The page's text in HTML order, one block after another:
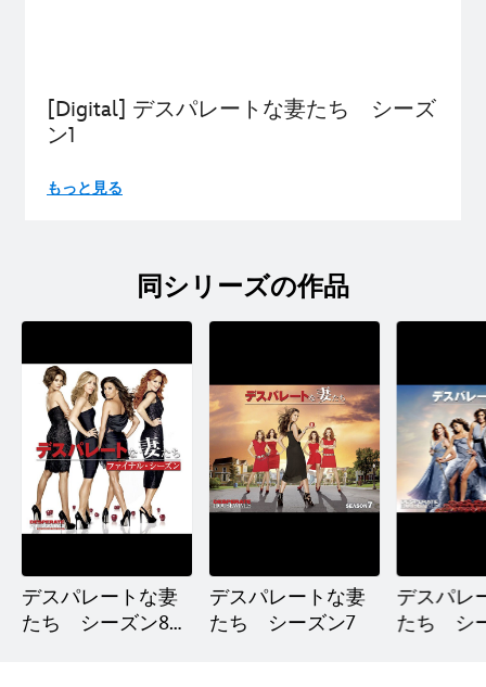
[Digital] デスパレートな妻たち シーズ
ン1
もっと見る
同シリーズの作品
デスパレートな妻
たち シーズン8＜
デスパレートな妻
たち シーズン7
デスパレ
たち シ